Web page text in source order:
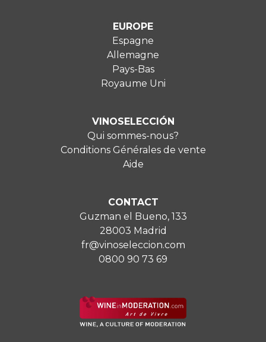
EUROPE
Espagne
Allemagne
Pays-Bas
Royaume Uni
VINOSELECCIÓN
Qui sommes-nous?
Conditions Générales de vente
Aide
CONTACT
Guzman el Bueno, 133
28003 Madrid
fr@vinoseleccion.com
0800 90 73 69